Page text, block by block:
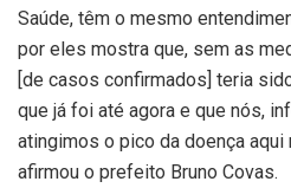
Saúde, têm o mesmo
por eles mostra que, sem as
[de casos confirmados] teria
que já foi até agora e que nós,
atingimos o pico da doença aqui
afirmou o prefeito Bruno Covas.